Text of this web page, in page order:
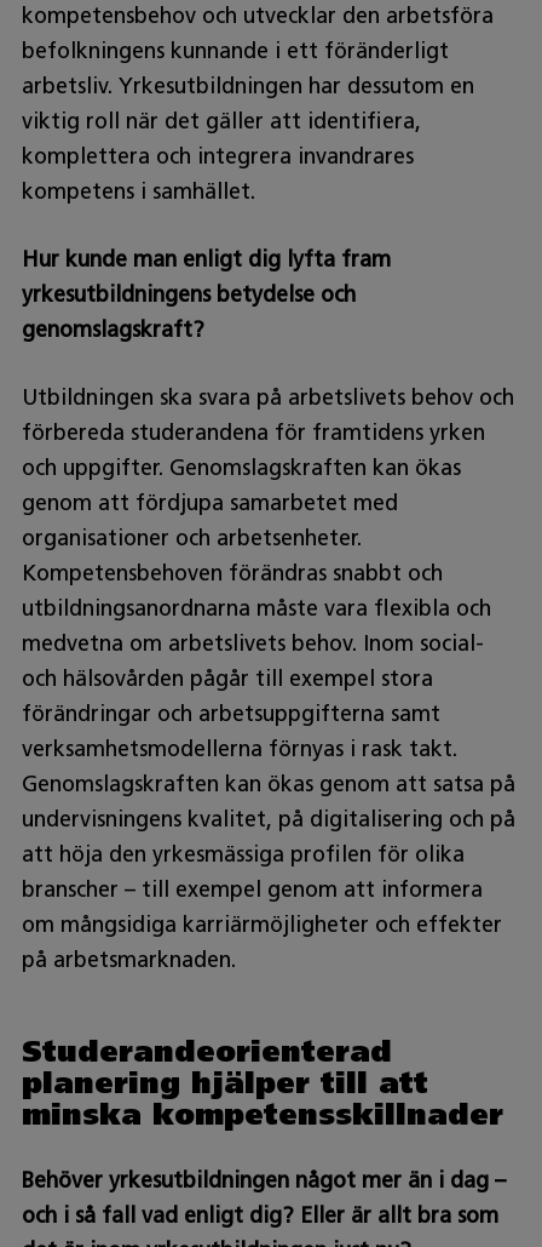
kompetensbehov och utvecklar den arbetsföra
befolkningens kunnande i ett föränderligt
arbetsliv. Yrkesutbildningen har dessutom en
viktig roll när det gäller att identifiera,
komplettera och integrera invandrares
kompetens i samhället.
Hur kunde man enligt dig lyfta fram
yrkesutbildningens betydelse och
genomslagskraft?
Utbildningen ska svara på arbetslivets behov och
förbereda studerandena för framtidens yrken
och uppgifter. Genomslagskraften kan ökas
genom att fördjupa samarbetet med
organisationer och arbetsenheter.
Kompetensbehoven förändras snabbt och
utbildningsanordnarna måste vara flexibla och
medvetna om arbetslivets behov. Inom social-
och hälsovården pågår till exempel stora
förändringar och arbetsuppgifterna samt
verksamhetsmodellerna förnyas i rask takt.
Genomslagskraften kan ökas genom att satsa på
undervisningens kvalitet, på digitalisering och på
att höja den yrkesmässiga profilen för olika
branscher – till exempel genom att informera
om mångsidiga karriärmöjligheter och effekter
på arbetsmarknaden.
Studerandeorienterad
planering hjälper till att
minska kompetensskillnader
Behöver yrkesutbildningen något mer än i dag –
och i så fall vad enligt dig? Eller är allt bra som